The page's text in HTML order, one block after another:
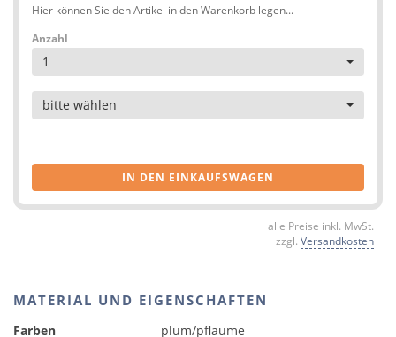
Hier können Sie den Artikel in den Warenkorb legen...
Anzahl
1
Artikel
bitte wählen
IN DEN EINKAUFSWAGEN
alle Preise inkl. MwSt.
zzgl. Versandkosten
MATERIAL UND EIGENSCHAFTEN
Farben
plum/pflaume